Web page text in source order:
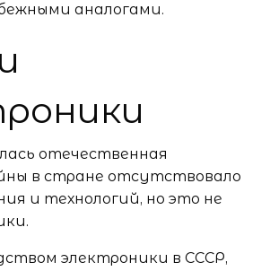
аналогами.
отечественная
в стране отсутствовало
и технологий, но это не
электроники в СССР,